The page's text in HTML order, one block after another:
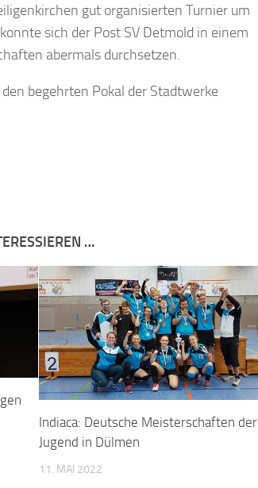
gut organisierten Turnier um
sich der Post SV Detmold in einem
abermals durchsetzen.
begehrten Pokal der Stadtwerke
…
Indiaca: Deutsche Meisterschaften der
Jugend in Dülmen
11. MAI 2022